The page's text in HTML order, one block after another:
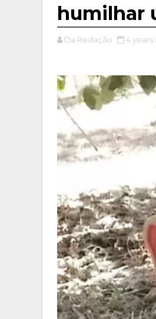
humilhar
Da Redação 4 years